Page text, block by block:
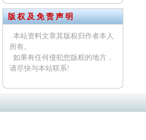
版 权 及 免 责 声 明
本站资料文章其版权归作者本人
所有。
如果有任何侵犯您版权的地方，
请尽快与本站联系!